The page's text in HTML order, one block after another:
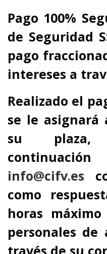
Pago 100%
de Seguridad
pago
intereses a
Realizado el
se le asignará
su plaza,
info@cifv.es
como
horas
personales de
través de su